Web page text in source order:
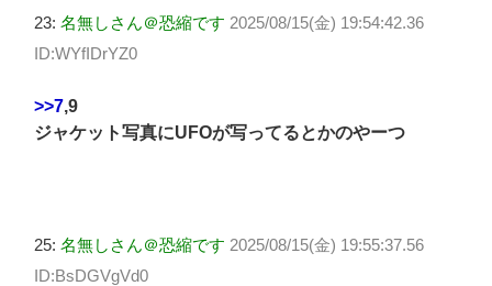
23: 名無しさん＠恐縮です 2025/08/15(金) 19:54:42.36
ID:WYfIDrYZ0
>>7,9
ジャケット写真にUFOが写ってるとかのやーつ
25: 名無しさん＠恐縮です 2025/08/15(金) 19:55:37.56
ID:BsDGVgVd0